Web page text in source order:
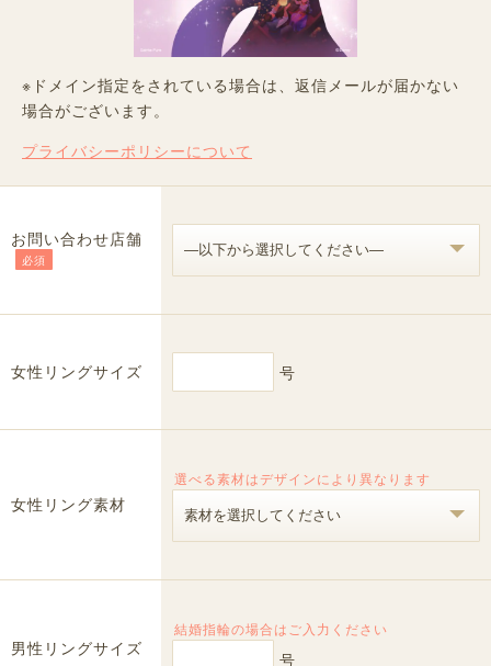
※ドメイン指定をされている場合は、返信メールが届かない
場合がございます。
プライバシーポリシーについて
お問い合わせ店舗
必須
女性リングサイズ 号
女性リング素材
選べる素材はデザインにより異なります
男性リングサイズ
結婚指輪の場合はご入力ください
号